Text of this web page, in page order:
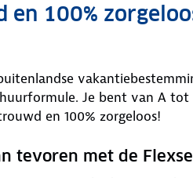
100%
Je bent van A tot
en 100% zorgeloos!
tevoren met de